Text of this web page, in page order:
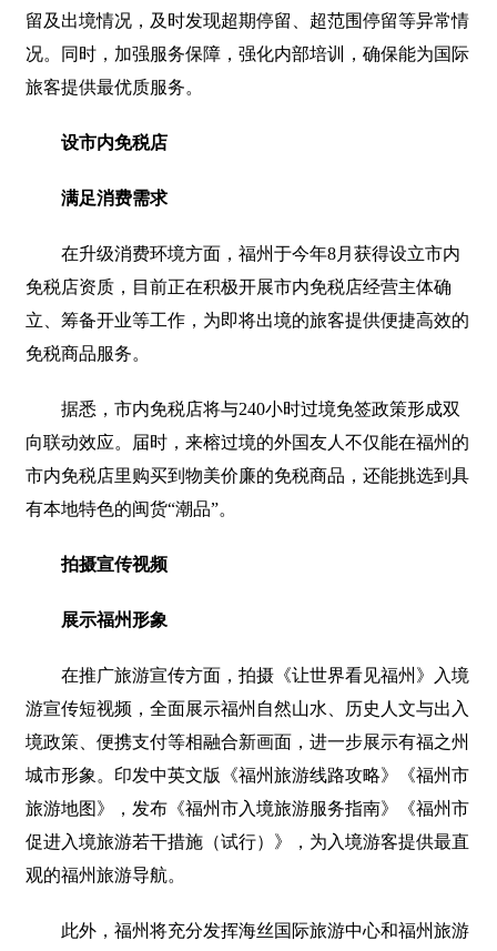
留及出境情况，及时发现超期停留、超范围停留等异常情
况。同时，加强服务保障，强化内部培训，确保能为国际
旅客提供最优质服务。
设市内免税店
满足消费需求
在升级消费环境方面，福州于今年8月获得设立市内
免税店资质，目前正在积极开展市内免税店经营主体确
立、筹备开业等工作，为即将出境的旅客提供便捷高效的
免税商品服务。
据悉，市内免税店将与240小时过境免签政策形成双
向联动效应。届时，来榕过境的外国友人不仅能在福州的
市内免税店里购买到物美价廉的免税商品，还能挑选到具
有本地特色的闽货“潮品”。
拍摄宣传视频
展示福州形象
在推广旅游宣传方面，拍摄《让世界看见福州》入境
游宣传短视频，全面展示福州自然山水、历史人文与出入
境政策、便携支付等相融合新画面，进一步展示有福之州
城市形象。印发中英文版《福州旅游线路攻略》《福州市
旅游地图》，发布《福州市入境旅游服务指南》《福州市
促进入境旅游若干措施（试行）》，为入境游客提供最直
观的福州旅游导航。
此外，福州将充分发挥海丝国际旅游中心和福州旅游